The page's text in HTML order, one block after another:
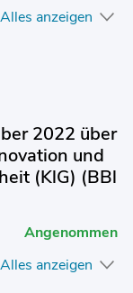
Alles anzeigen
2022 über
und
(KlG) (BBl
Angenommen
Alles anzeigen